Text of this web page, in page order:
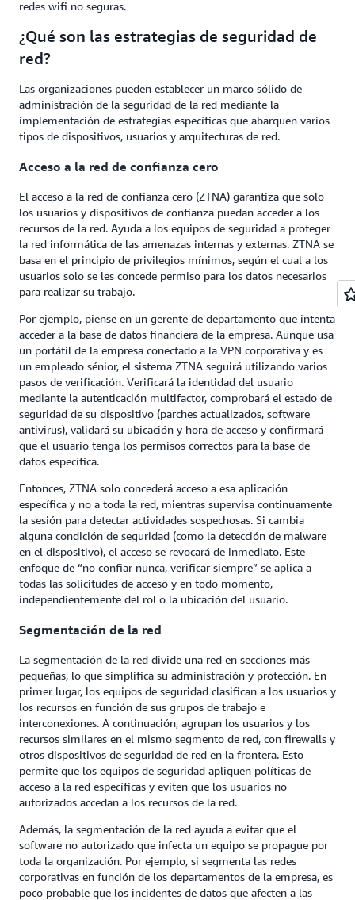
redes wifi no seguras.
¿Qué son las estrategias de seguridad de
red?
Las organizaciones pueden establecer un marco sólido de
administración de la seguridad de la red mediante la
implementación de estrategias específicas que abarquen varios
tipos de dispositivos, usuarios y arquitecturas de red.
Acceso a la red de confianza cero
El acceso a la red de confianza cero (ZTNA) garantiza que solo
los usuarios y dispositivos de confianza puedan acceder a los
recursos de la red. Ayuda a los equipos de seguridad a proteger
la red informática de las amenazas internas y externas. ZTNA se
basa en el principio de privilegios mínimos, según el cual a los
usuarios solo se les concede permiso para los datos necesarios
para realizar su trabajo.
Por ejemplo, piense en un gerente de departamento que intenta
acceder a la base de datos financiera de la empresa. Aunque usa
un portátil de la empresa conectado a la VPN corporativa y es
un empleado sénior, el sistema ZTNA seguirá utilizando varios
pasos de verificación. Verificará la identidad del usuario
mediante la autenticación multifactor, comprobará el estado de
seguridad de su dispositivo (parches actualizados, software
antivirus), validará su ubicación y hora de acceso y confirmará
que el usuario tenga los permisos correctos para la base de
datos específica.
Entonces, ZTNA solo concederá acceso a esa aplicación
específica y no a toda la red, mientras supervisa continuamente
la sesión para detectar actividades sospechosas. Si cambia
alguna condición de seguridad (como la detección de malware
en el dispositivo), el acceso se revocará de inmediato. Este
enfoque de “no confiar nunca, verificar siempre” se aplica a
todas las solicitudes de acceso y en todo momento,
independientemente del rol o la ubicación del usuario.
Segmentación de la red
La segmentación de la red divide una red en secciones más
pequeñas, lo que simplifica su administración y protección. En
primer lugar, los equipos de seguridad clasifican a los usuarios y
los recursos en función de sus grupos de trabajo e
interconexiones. A continuación, agrupan los usuarios y los
recursos similares en el mismo segmento de red, con firewalls y
otros dispositivos de seguridad de red en la frontera. Esto
permite que los equipos de seguridad apliquen políticas de
acceso a la red específicas y eviten que los usuarios no
autorizados accedan a los recursos de la red.
Además, la segmentación de la red ayuda a evitar que el
software no autorizado que infecta un equipo se propague por
toda la organización. Por ejemplo, si segmenta las redes
corporativas en función de los departamentos de la empresa, es
poco probable que los incidentes de datos que afecten a las